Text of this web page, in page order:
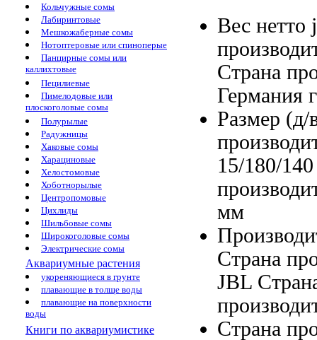
Кольчужные сомы
Лабиринтовые
Мешкожаберные сомы
Нотоптеровые или спиноперые
Панцирные сомы или
каллихтовые
Пецилиевые
Пимелодовые или
плоскоголовые сомы
Полурылые
Радужницы
Хаковые сомы
Харациновые
Хелостомовые
Хоботнорылые
Центропомовые
Цихлиды
Шильбовые сомы
Широкоголовые сомы
Электрические сомы
Аквариумные растения
укореняющиеся в грунте
плавающие в толще воды
плавающие на поверхности
воды
Книги по аквариумистике
Вес нетто
Страна
Германия г
Размер
15/180/
мм
Страна
JBL
Страна